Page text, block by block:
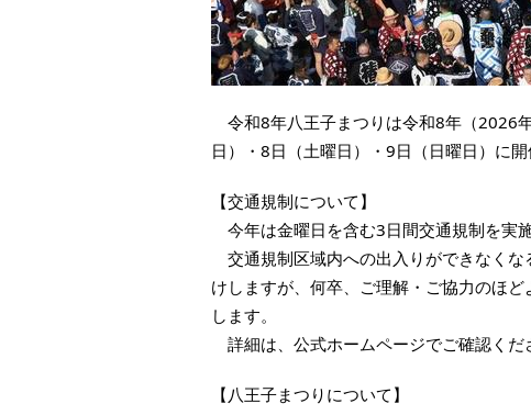
令和8年八王子まつりは令和8年（2026
日）・8日（土曜日）・9日（日曜日）に開
【交通規制について】
今年は金曜日を含む3日間交通規制を実施
交通規制区域内への出入りができなくな
けしますが、何卒、ご理解・ご協力のほど
します。
詳細は、公式ホームページでご確認くだ
【八王子まつりについて】